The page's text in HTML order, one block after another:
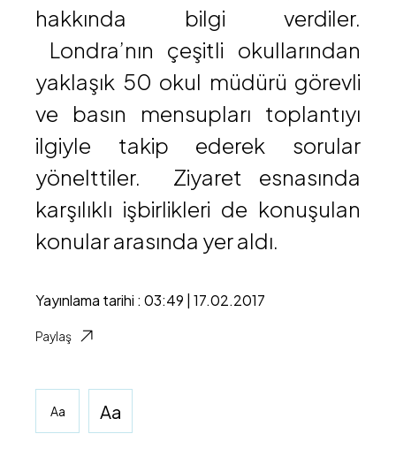
hakkında bilgi verdiler.
Londra’nın çeşitli okullarından
yaklaşık 50 okul müdürü görevli
ve basın mensupları toplantıyı
ilgiyle takip ederek sorular
yönelttiler. Ziyaret esnasında
karşılıklı işbirlikleri de konuşulan
konular arasında yer aldı.
Yayınlama tarihi : 03:49 | 17.02.2017
Paylaş
Aa Aa